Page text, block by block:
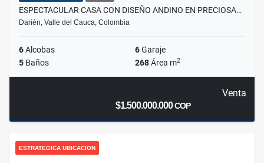
ESPECTACULAR CASA CON DISEÑO ANDINO EN PRECIOSA…
Darién, Valle del Cauca, Colombia
6Alcobas 6Garaje
5 Baños 268Área m2
Venta
$1.500.000.000COP
ESTRATEGICA UBICACION